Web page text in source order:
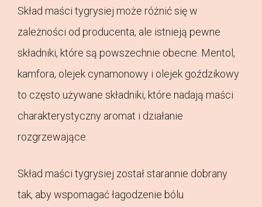
Skład maści tygrysiej może różnić się w
zależności od producenta, ale istnieją pewne
składniki, które są powszechnie obecne. Mentol,
kamfora, olejek cynamonowy i olejek goździkowy
to często używane składniki, które nadają maści
charakterystyczny aromat i działanie
rozgrzewające.
Skład maści tygrysiej został starannie dobrany
tak, aby wspomagać łagodzenie bólu